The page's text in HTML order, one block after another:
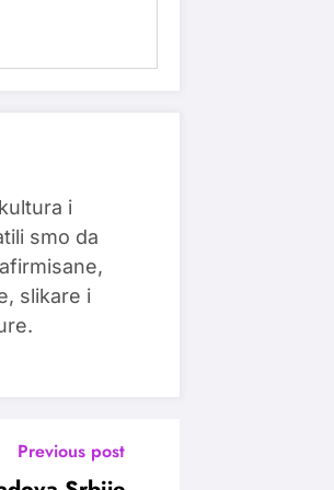
i
smo da
slikare i
Previous post